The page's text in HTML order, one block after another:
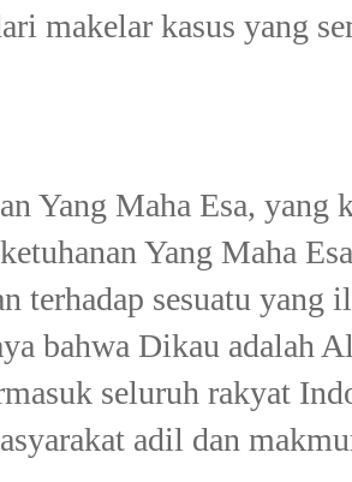
makelar kasus yang
Yang Maha Esa, yang
Yang Maha
terhadap sesuatu
bahwa Dikau adalah
seluruh rakyat
adil dan